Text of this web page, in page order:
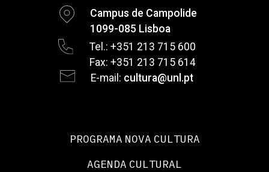
Campus de Campolide
1099-085 Lisboa
Tel.: +351 213 715 600
Fax: +351 213 715 614
E-mail: cultura@unl.pt
PROGRAMA NOVA CULTURA
AGENDA CULTURAL